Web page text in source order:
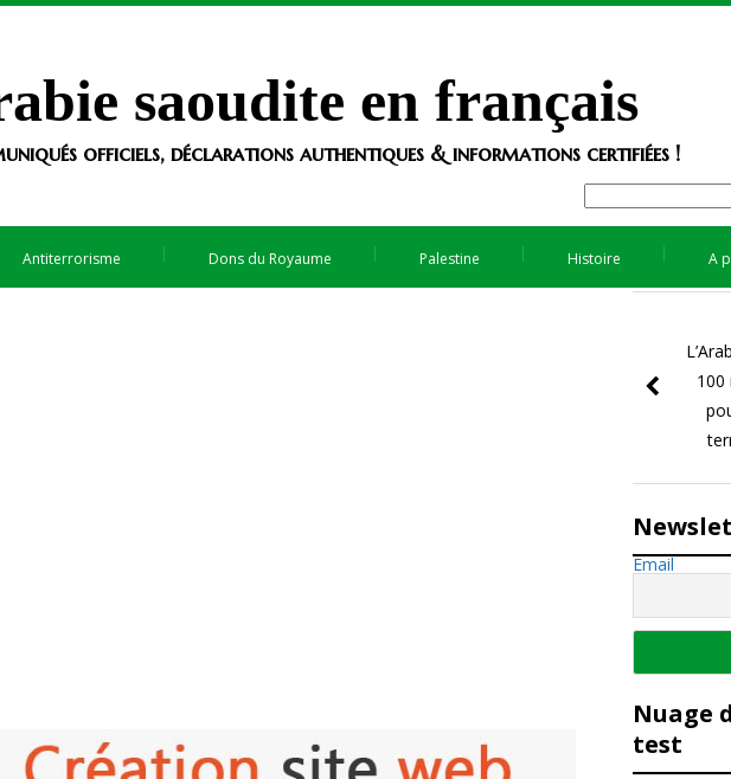
saoudite en français
officiels, déclarations authentiques & informations certifiées !
Antiterrorisme Dons du Royaume Palestine Histoire A
100
Email
Nuage
test